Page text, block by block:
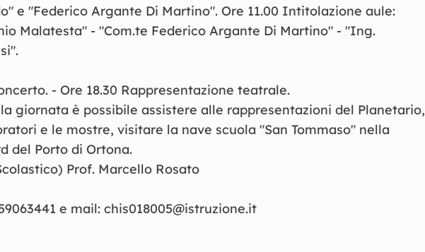
" e "Federico Argante Di Martino". Ore 11.00 Intitolazione aule:
Malatesta" - "Com.te Federico Argante Di Martino" - "Ing.
".
. - Ore 18.30 Rappresentazione teatrale.
giornata è possibile assistere alle rappresentazioni del Planetario,
e le mostre, visitare la nave scuola "San Tommaso" nella
del Porto di Ortona.
) Prof. Marcello Rosato
3441 e mail: chis018005@istruzione.it